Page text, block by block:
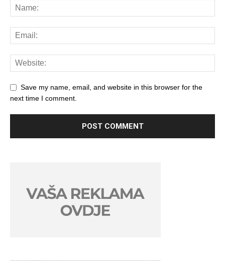
Save my name, email, and website in this browser for the
next time I comment.